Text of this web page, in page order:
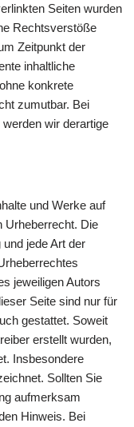
Seiten wurden
Rechtsverstöße
Zeitpunkt der
inhaltliche
konkrete
zumutbar. Bei
wir derartige
und Werke auf
Urheberrecht. Die
jede Art der
jeweiligen Autors
Seite sind nur für
gestattet. Soweit
erstellt wurden,
Insbesondere
Sollten Sie
aufmerksam
Hinweis. Bei